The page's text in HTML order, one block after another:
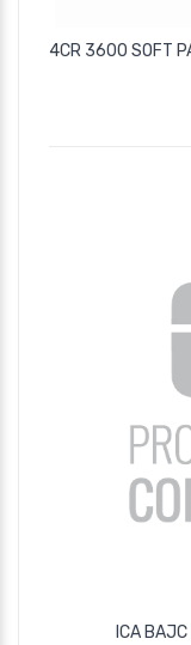
4CR 3600 SOFT
ICA BAJC